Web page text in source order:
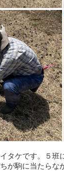
タケです。５
が駒に当たら